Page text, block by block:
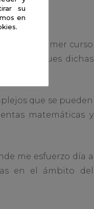
de primer curso
pues dichas
que se pueden
matemáticas y
me esfuerzo día a
en el ámbito del
su
en